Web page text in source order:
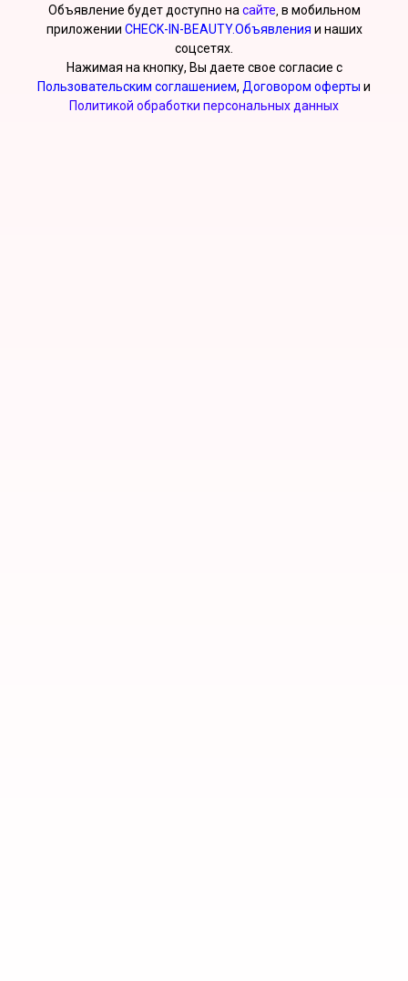
Объявление будет доступно насайте, в мобильном
приложении CHECK-IN-BEAUTY.Объявления и наших
соцсетях.
Нажимая на кнопку, Вы даете свое согласие с
Пользовательским соглашением, Договором оферты и
Политикой обработки персональных данных